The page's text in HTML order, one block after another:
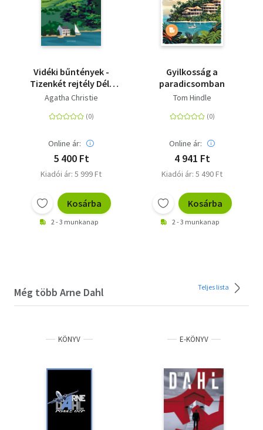
Vidéki bűntények -
Tizenkét rejtély Dél-
Angliából
Agatha Christie
Online ár:
5 400 Ft
Kiadói ár: 5 999 Ft
Kosárba
2 - 3 munkanap
Gyilkosság a
paradicsomban
Tom Hindle
Online ár:
4 941 Ft
Kiadói ár: 5 490 Ft
Kosárba
2 - 3 munkanap
Még több Arne Dahl Teljes lista
KÖNYV E-KÖNYV